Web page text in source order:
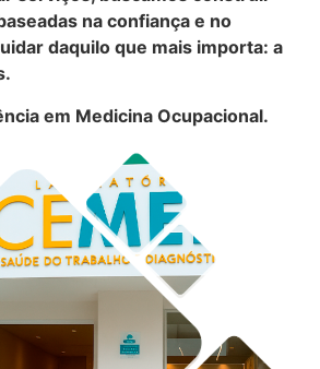
na confiança e no
daquilo que mais importa: a
em Medicina Ocupacional.